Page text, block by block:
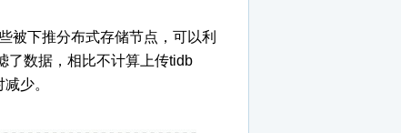
被下推分布式存储节点，可以利
了数据，相比不计算上传tidb
少。